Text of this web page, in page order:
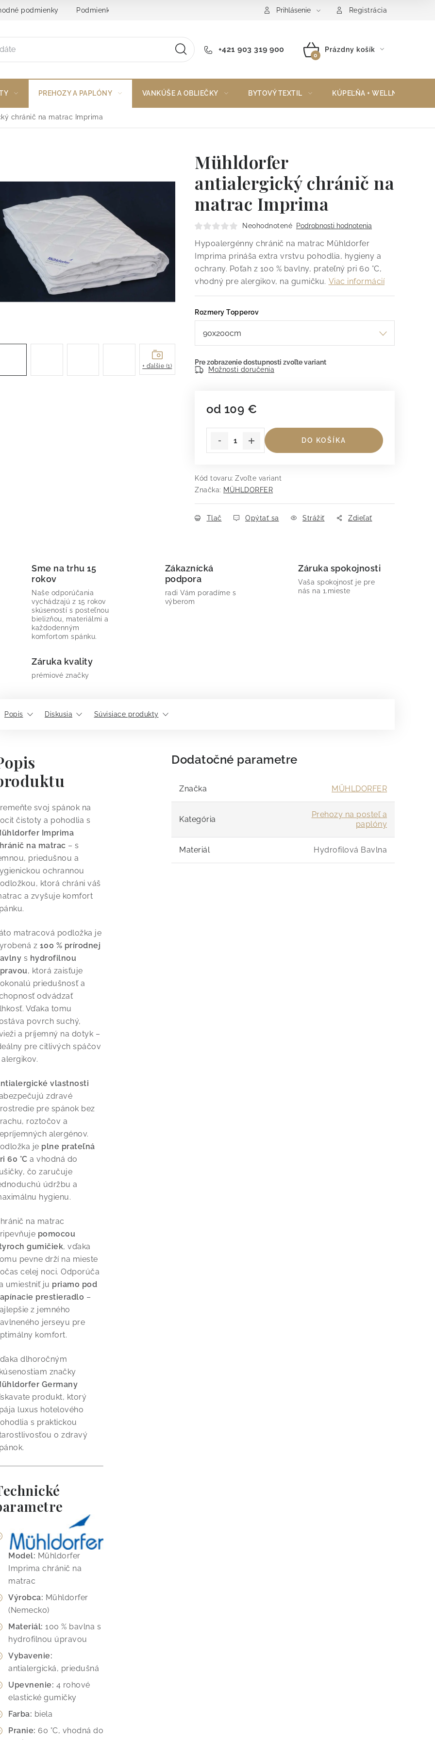
podmienky Podmienky ochrany osobných údajov Reklamačný poriadok Vrátenie tovaru
Prihlásenie Registrácia
+421 903 319 900
NÁKUPNÝ
Prázdny košík
PREHOZY A PAPLÓNY VANKÚŠE A OBLIEČKY BYTOVÝ TEXTIL KÚPEĽŇA + WELLNESS
chránič na matrac Imprima
Mühldorfer
antialergický chránič na
matrac Imprima
Neohodnotené Podrobnosti hodnotenia
Hypoalergénny chránič na matrac Mühldorfer
Imprima prináša extra vrstvu pohodlia, hygieny a
ochrany. Poťah z 100 % bavlny, prateľný pri 60 °C,
vhodný pre alergikov, na gumičku. Viac informácií
Rozmery Topperov
Možnosti doručenia
od 109 €
DO KOŠÍKA
Kód tovaru: Zvoľte variant
Značka: MÜHLDORFER
Tlač Opýtať sa Strážiť Zdieľať
+ ďalšie (1)
Sme na trhu 15
rokov
Naše odporúčania
vychádzajú z 15 rokov
skúseností s posteľnou
bielizňou, materiálmi a
každodenným
komfortom spánku.
Zákaznícká
podpora
radi Vám poradíme s
výberom
Záruka spokojnosti
Vaša spokojnosť je pre
nás na 1.mieste
Záruka kvality
prémiové značky
Popis Diskusia Súvisiace produkty
svoj spánok na
čistoty a pohodlia s
Imprima
na matrac – s
priedušnou a
ochrannou
ktorá chráni váš
a zvyšuje komfort
matracová podložka je
z 100 % prírodnej
s hydrofilnou
, ktorá zaisťuje
priedušnosť a
odvádzať
Vďaka tomu
povrch suchý,
a príjemný na dotyk –
pre citlivých spáčov
alergikov.
vlastnosti
zdravé
pre spánok bez
roztočov a
alergénov.
je plne prateľná
60 °C a vhodná do
čo zaručuje
údržbu a
hygienu.
na matrac
pomocou
gumičiek, vďaka
pevne drží na mieste
celej noci. Odporúča
umiestniť ju priamo pod
prestieradlo –
z jemného
jerseyu pre
komfort.
dlhoročným
značky
Germany
produkt, ktorý
luxus hotelového
s praktickou
o zdravý
Model: Mühldorfer
Imprima chránič na
matrac
Výrobca: Mühldorfer
(Nemecko)
Materiál: 100 % bavlna s
hydrofilnou úpravou
Vybavenie:
antialergická, priedušná
Upevnenie: 4 rohové
elastické gumičky
Farba: biela
Pranie: 60 °C, vhodná do
Dodatočné parametre
Značka MÜHLDORFER
Kategória
Prehozy na posteľ a
paplóny
Materiál Hydrofilová Bavlna